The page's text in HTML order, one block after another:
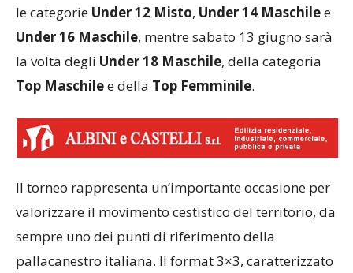
le categorie Under 12 Misto, Under 14 Maschilee
Under 16 Maschile, mentre sabato 13 giugno sarà
la volta degli Under 18 Maschile, della categoria
Top Maschilee della Top Femminile.
Il torneo rappresenta un’importante occasione per
valorizzare il movimento cestistico del territorio, da
sempre uno dei punti di riferimento della
pallacanestro italiana. Il format 3×3, caratterizzato